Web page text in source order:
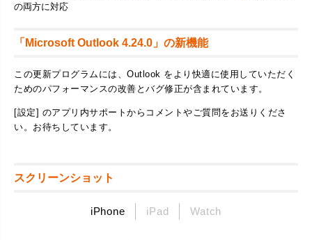
の両方に対応
「Microsoft Outlook 4.24.0」の新機能
この更新プログラムには、Outlook をより快適に使用していただく
ためのパフォーマンスの改善とバグ修正が含まれています。
[設定] のアプリ内サポートからコメントやご質問をお送りくださ
い。お待ちしています。
スクリーンショット
iPhone iPad Watch